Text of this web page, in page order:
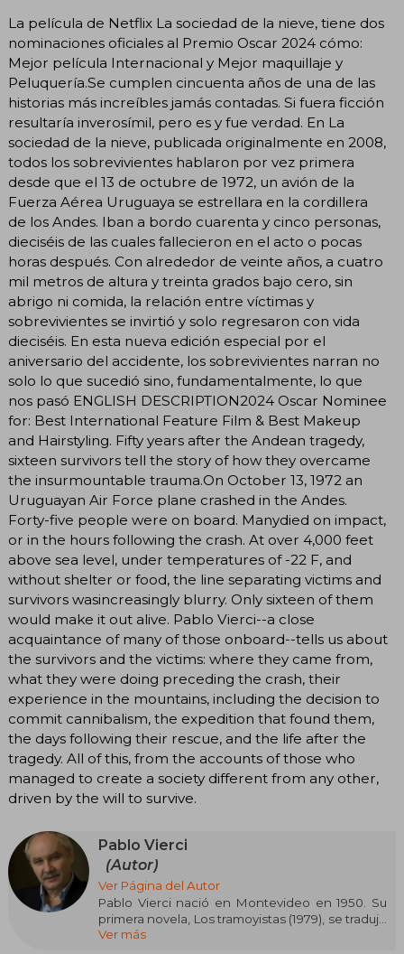
La película de Netflix La sociedad de la nieve, tiene dos
nominaciones oficiales al Premio Oscar 2024 cómo:
Mejor película Internacional y Mejor maquillaje y
Peluquería.Se cumplen cincuenta años de una de las
historias más increíbles jamás contadas. Si fuera ficción
resultaría inverosímil, pero es y fue verdad. En La
sociedad de la nieve, publicada originalmente en 2008,
todos los sobrevivientes hablaron por vez primera
desde que el 13 de octubre de 1972, un avión de la
Fuerza Aérea Uruguaya se estrellara en la cordillera
de los Andes. Iban a bordo cuarenta y cinco personas,
dieciséis de las cuales fallecieron en el acto o pocas
horas después. Con alrededor de veinte años, a cuatro
mil metros de altura y treinta grados bajo cero, sin
abrigo ni comida, la relación entre víctimas y
sobrevivientes se invirtió y solo regresaron con vida
dieciséis. En esta nueva edición especial por el
aniversario del accidente, los sobrevivientes narran no
solo lo que sucedió sino, fundamentalmente, lo que
nos pasó ENGLISH DESCRIPTION2024 Oscar Nominee
for: Best International Feature Film & Best Makeup
and Hairstyling. Fifty years after the Andean tragedy,
sixteen survivors tell the story of how they overcame
the insurmountable trauma.On October 13, 1972 an
Uruguayan Air Force plane crashed in the Andes.
Forty-five people were on board. Manydied on impact,
or in the hours following the crash. At over 4,000 feet
above sea level, under temperatures of -22 F, and
without shelter or food, the line separating victims and
survivors wasincreasingly blurry. Only sixteen of them
would make it out alive. Pablo Vierci--a close
acquaintance of many of those onboard--tells us about
the survivors and the victims: where they came from,
what they were doing preceding the crash, their
experience in the mountains, including the decision to
commit cannibalism, the expedition that found them,
the days following their rescue, and the life after the
tragedy. All of this, from the accounts of those who
managed to create a society different from any other,
driven by the will to survive.
Pablo Vierci
(Autor)
Ver Página del Autor
Pablo Vierci nació en Montevideo en 1950. Su
primera novela, Los tramoyistas (1979), se tradujo
al portugués (Os trampolineiros, 1983) y al inglés
Ver más